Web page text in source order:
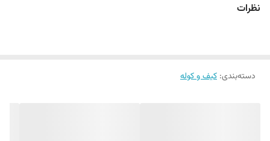
نظرات
دسته‌بندی: کیف و کوله